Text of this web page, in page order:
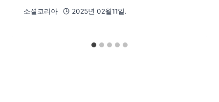
소셜코리아 2025년 02월11일.